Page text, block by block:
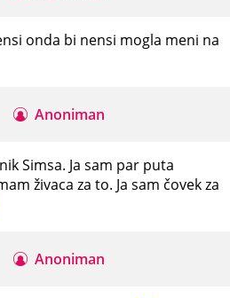
onda bi nensi mogla meni na
Anoniman
Simsa. Ja sam par puta
živaca za to. Ja sam čovek za
Anoniman